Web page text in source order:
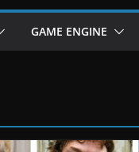
de Fractais
GAME ENGINE